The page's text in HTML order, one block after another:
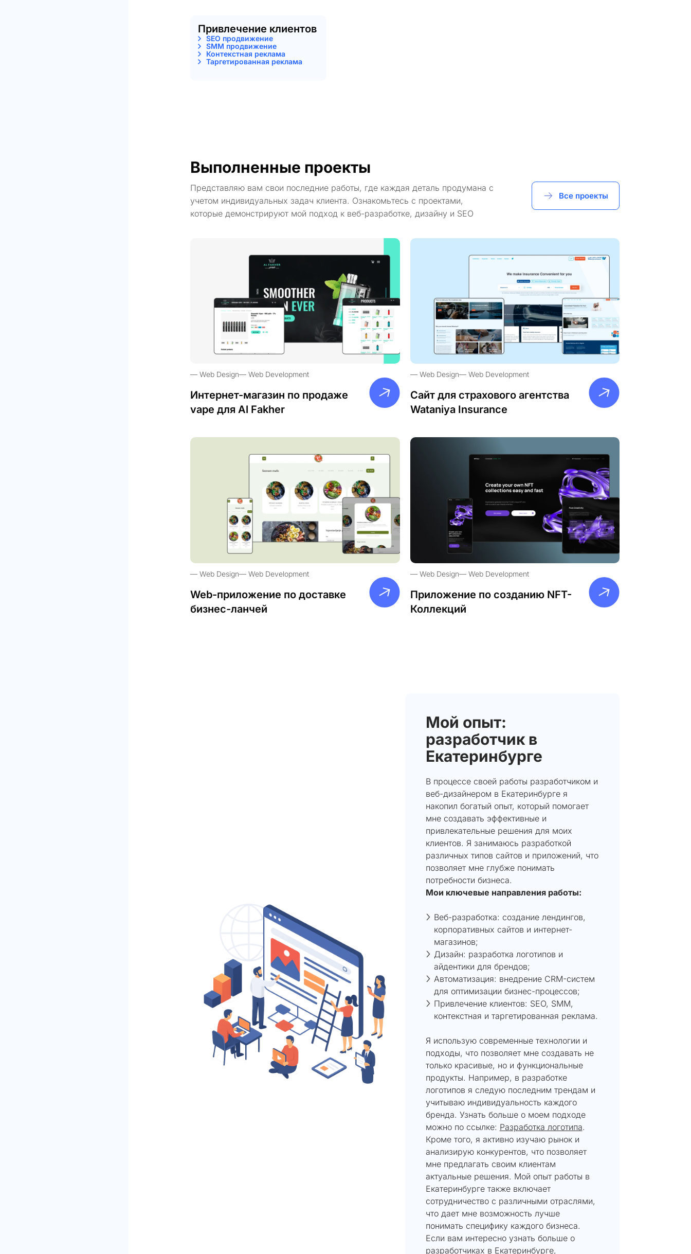
Привлечение клиентов
SEO продвижение
SMM продвижение
Контекстная реклама
Таргетированная реклама
Выполненные проекты
Представляю вам свои последние работы, где каждая деталь продумана с
учетом индивидуальных задач клиента. Ознакомьтесь с проектами,
которые демонстрируют мой подход к веб-разработке, дизайну и SEO
Все проекты
Web Design Web Development
Интернет-магазин по продаже
vape для Al Fakher
Web Design Web Development
Сайт для страхового агентства
Wataniya Insurance
Web Design Web Development
Web-приложение по доставке
бизнес-ланчей
Web Design Web Development
Приложение по созданию NFT-
Коллекций
Мой опыт:
разработчик в
Екатеринбурге
В процессе своей работы разработчиком и
веб-дизайнером в Екатеринбурге я
накопил богатый опыт, который помогает
мне создавать эффективные и
привлекательные решения для моих
клиентов. Я занимаюсь разработкой
различных типов сайтов и приложений, что
позволяет мне глубже понимать
потребности бизнеса.
Мои ключевые направления работы:
Веб-разработка: создание лендингов,
корпоративных сайтов и интернет-
магазинов;
Дизайн: разработка логотипов и
айдентики для брендов;
Автоматизация: внедрение CRM-систем
для оптимизации бизнес-процессов;
Привлечение клиентов: SEO, SMM,
контекстная и таргетированная реклама.
Я использую современные технологии и
подходы, что позволяет мне создавать не
только красивые, но и функциональные
продукты. Например, в разработке
логотипов я следую последним трендам и
учитываю индивидуальность каждого
бренда. Узнать больше о моем подходе
можно по ссылке: Разработка логотипа.
Кроме того, я активно изучаю рынок и
анализирую конкурентов, что позволяет
мне предлагать своим клиентам
актуальные решения. Мой опыт работы в
Екатеринбурге также включает
сотрудничество с различными отраслями,
что дает мне возможность лучше
понимать специфику каждого бизнеса.
Если вам интересно узнать больше о
разработчиках в Екатеринбурге,